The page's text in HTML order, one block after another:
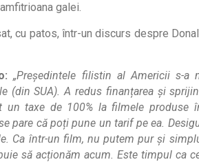
galei.
cu patos, într-un discurs despre
„Președintele filistin al Americii s-
(din SUA). A redus finanțarea și
un taxe de 100% la filmele produse
pare că poți pune un tarif pe ea.
Ca într-un film, nu putem pur și
să acționăm acum. Este timpul ca